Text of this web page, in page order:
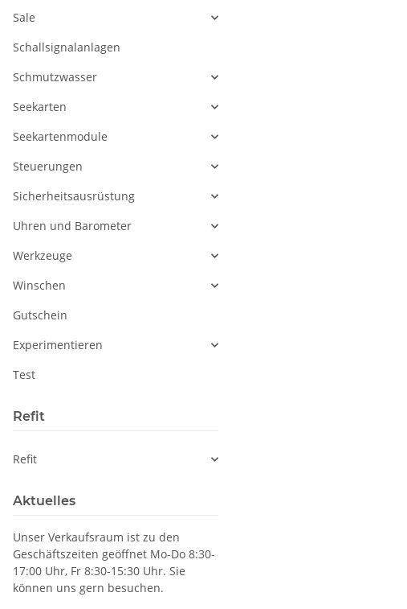
Sale
Schallsignalanlagen
Schmutzwasser
Seekarten
Seekartenmodule
Steuerungen
Sicherheitsausrüstung
Uhren und Barometer
Werkzeuge
Winschen
Gutschein
Experimentieren
Test
Refit
Refit
Aktuelles
Unser Verkaufsraum ist zu den
Geschäftszeiten geöffnet Mo-Do 8:30-
17:00 Uhr, Fr 8:30-15:30 Uhr. Sie
können uns gern besuchen.